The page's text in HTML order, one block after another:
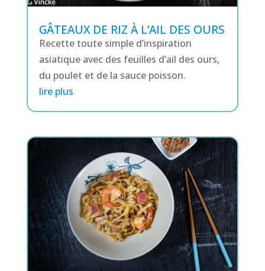
GÂTEAUX DE RIZ À L’AIL DES OURS
Recette toute simple d’inspiration
asiatique avec des feuilles d’ail des ours,
du poulet et de la sauce poisson.
lire plus